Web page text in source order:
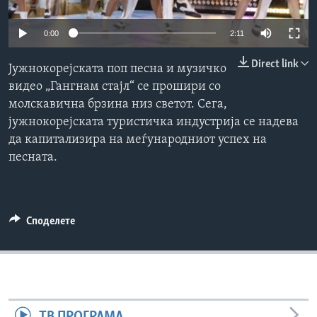
ИНТЕРВЈУА
Јазици
0:00 2:11
Direct link
Јужнокорејската поп песна и музичко
видео „Гангнам стајл“ се прошири со
молскавична брзина низ светот. Сега,
јужнокорејската туристичка индустрија се надева
да капитализира на меѓународниот успех на
песната.
Споделете